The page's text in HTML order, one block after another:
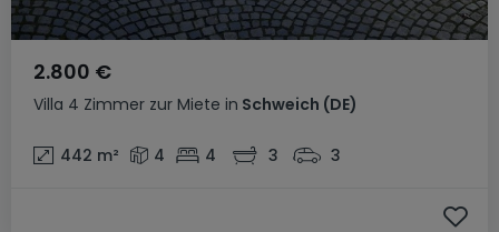
Villa 4 Zimmer zur Miete in Schweich (DE)
2.800 €
442 m² 4 4 3 3